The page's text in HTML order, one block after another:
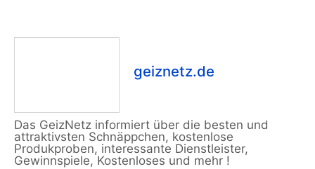
geiznetz.de
Das GeizNetz informiert über die besten und
attraktivsten Schnäppchen, kostenlose
Produkproben, interessante Dienstleister,
Gewinnspiele, Kostenloses und mehr !